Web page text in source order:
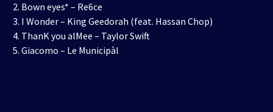
Bown eyes* – Re6ce
I Wonder – King Geedorah (feat. Hassan Chop)
ThanK you alMee – Taylor Swift
Giacomo – Le Municipàl